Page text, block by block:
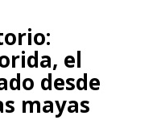
el
desde
mayas